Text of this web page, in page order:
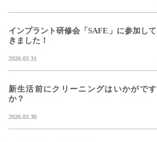
インプラント研修会「SAFE」に参加して
きました！
2026.03.31
新生活前にクリーニングはいかがです
か？
2026.03.30